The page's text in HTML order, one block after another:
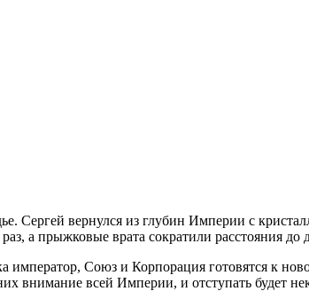
Сергей вернулся из глубин Империи с
а прыжковые врата сократили расстояния до
Союз и Корпорация готовятся к
внимание всей Империи, и отступать будет